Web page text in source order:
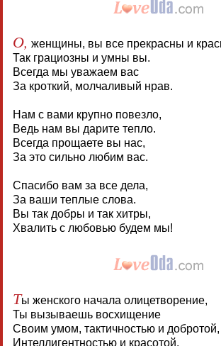
О, женщины, вы все прекрасны и
Так грациозны и умны вы.
Всегда мы уважаем вас
За кроткий, молчаливый нрав.
Нам с вами крупно повезло,
Ведь нам вы дарите тепло.
Всегда прощаете вы нас,
За это сильно любим вас.
Спасибо вам за все дела,
За ваши теплые слова.
Вы так добры и так хитры,
Хвалить с любовью будем мы!
Ты женского начала олицетворение,
Ты вызываешь восхищение
Своим умом, тактичностью и добротой,
Интеллигентностью и красотой.